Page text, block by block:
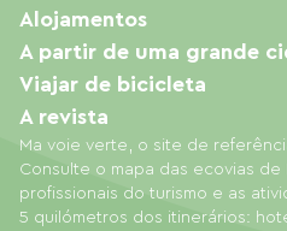
Ma voie verte, o site de
Consulte o mapa das ecovias
profissionais do turismo e as
5 quilómetros dos itinerários:
Alojamentos
A partir de uma grande
Viajar de bicicleta
A revista